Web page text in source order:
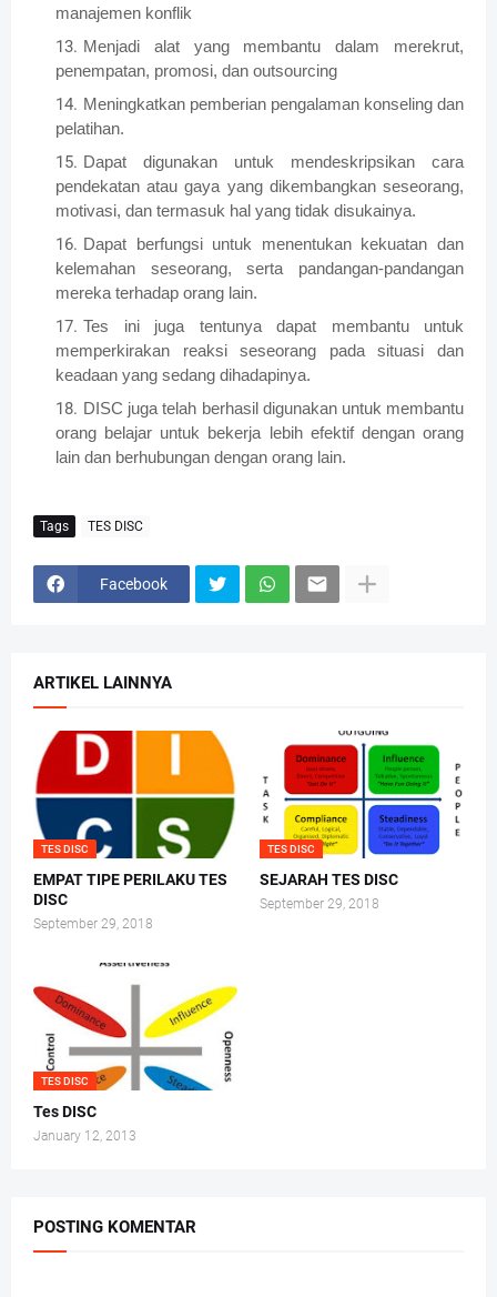
manajemen konflik
Menjadi alat yang membantu dalam merekrut,
penempatan, promosi, dan outsourcing
Meningkatkan pemberian pengalaman konseling dan
pelatihan.
Dapat digunakan untuk mendeskripsikan cara
pendekatan atau gaya yang dikembangkan seseorang,
motivasi, dan termasuk hal yang tidak disukainya.
Dapat berfungsi untuk menentukan kekuatan dan
kelemahan seseorang, serta pandangan-pandangan
mereka terhadap orang lain.
Tes ini juga tentunya dapat membantu untuk
memperkirakan reaksi seseorang pada situasi dan
keadaan yang sedang dihadapinya.
DISC juga telah berhasil digunakan untuk membantu
orang belajar untuk bekerja lebih efektif dengan orang
lain dan berhubungan dengan orang lain.
Tags TES DISC
Facebook
ARTIKEL LAINNYA
TES DISC
EMPAT TIPE PERILAKU TES
DISC
September 29, 2018
TES DISC
SEJARAH TES DISC
September 29, 2018
TES DISC
Tes DISC
January 12, 2013
POSTING KOMENTAR